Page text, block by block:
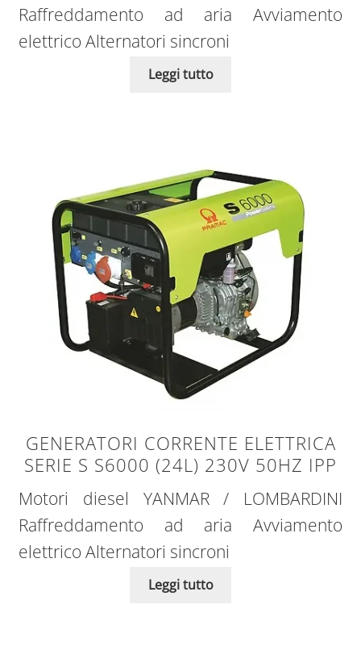
Raffreddamento ad aria Avviamento
elettrico Alternatori sincroni
Leggi tutto
GENERATORI CORRENTE ELETTRICA
SERIE S S6000 (24L) 230V 50HZ IPP
Motori diesel YANMAR / LOMBARDINI
Raffreddamento ad aria Avviamento
elettrico Alternatori sincroni
Leggi tutto